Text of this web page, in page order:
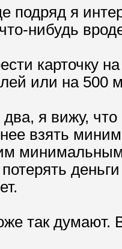
подряд я
нибудь
карточку
или на 500
я вижу,
взять
так думают.